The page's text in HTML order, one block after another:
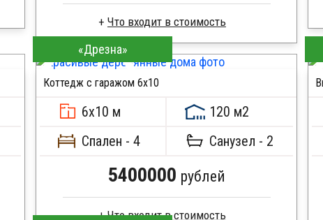
Брус камерной сушки
Стропила, балки 50х200 мм
Кровля металлочерепица
Метизы, саморезы, гвозди
Сборка на березовые нагеля, джут
Металлические сваи 108 диаметр
ПОДРОБНЕЕ
«Дрезна»
Коттедж с гаражом 6х10
6х10 м
120 м2
Спален - 4
Санузел - 2
5400000 рублей